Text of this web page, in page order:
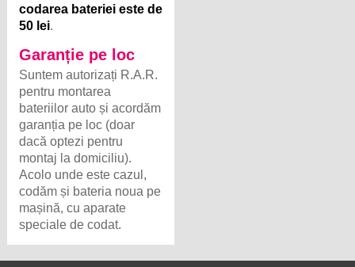
codarea bateriei este de
50 lei.
Garanție pe loc
Suntem autorizați R.A.R.
pentru montarea
bateriilor auto și acordăm
garanția pe loc (doar
dacă optezi pentru
montaj la domiciliu).
Acolo unde este cazul,
codăm și bateria noua pe
mașină, cu aparate
speciale de codat.